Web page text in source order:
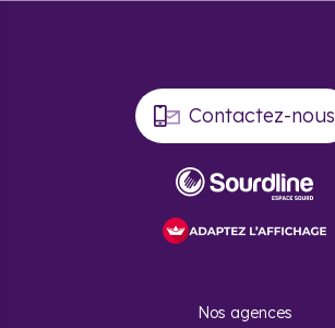
Contactez-nous
Nos agences